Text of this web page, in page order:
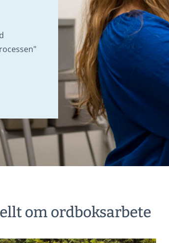
om ordboksarbete